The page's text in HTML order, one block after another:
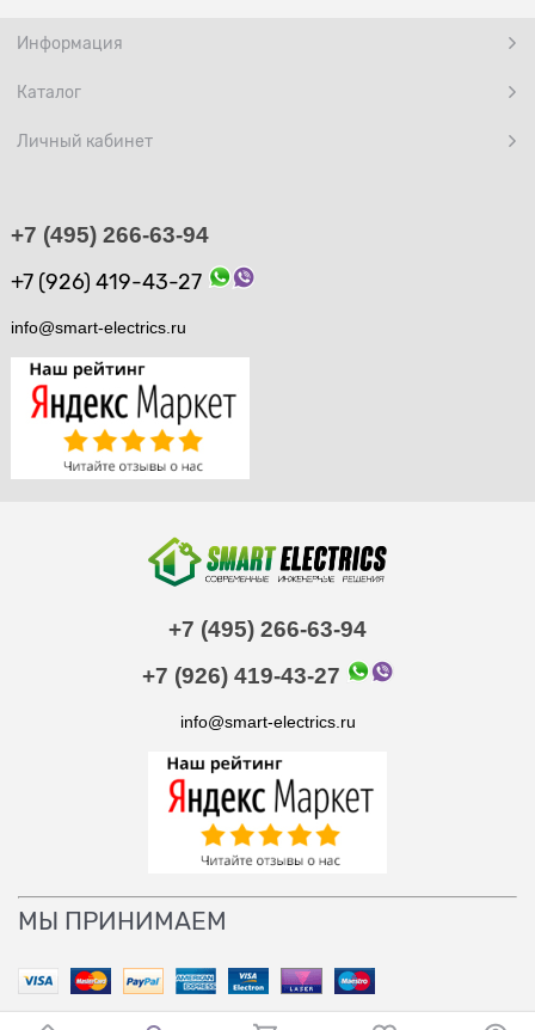
Информация
Каталог
Личный кабинет
+7 (495) 266-63-94
+7 (926) 419-43-27
info@smart-electrics.ru
+7 (495) 266-63-94
+7 (926) 419-43-27
info@smart-electrics.ru
МЫ ПРИНИМАЕМ